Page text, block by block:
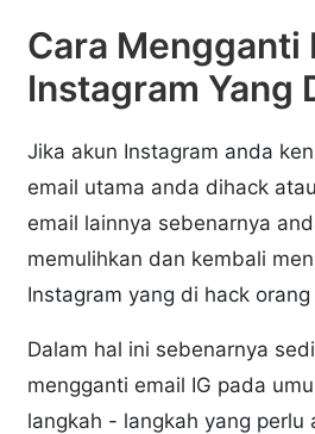
Cara Mengganti
Instagram Yang
Jika akun Instagram anda
email utama anda dihack
email lainnya sebenarnya
memulihkan dan kembali
Instagram yang di hack orang
Dalam hal ini sebenarnya
mengganti email IG pada
langkah - langkah yang perlu